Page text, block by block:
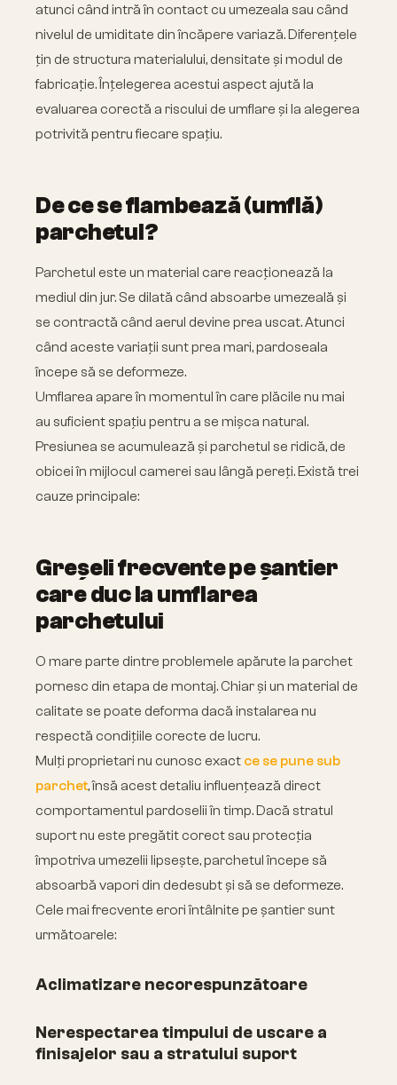
atunci când intră în contact cu umezeala sau când
nivelul de umiditate din încăpere variază. Diferențele
țin de structura materialului, densitate și modul de
fabricație. Înțelegerea acestui aspect ajută la
evaluarea corectă a riscului de umflare și la alegerea
potrivită pentru fiecare spațiu.
De ce se flambează (umflă)
parchetul?
Parchetul este un material care reacționează la
mediul din jur. Se dilată când absoarbe umezeală și
se contractă când aerul devine prea uscat. Atunci
când aceste variații sunt prea mari, pardoseala
începe să se deformeze.
Umflarea apare în momentul în care plăcile nu mai
au suficient spațiu pentru a se mișca natural.
Presiunea se acumulează și parchetul se ridică, de
obicei în mijlocul camerei sau lângă pereți. Există trei
cauze principale:
Greșeli frecvente pe șantier
care duc la umflarea
parchetului
O mare parte dintre problemele apărute la parchet
pornesc din etapa de montaj. Chiar și un material de
calitate se poate deforma dacă instalarea nu
respectă condițiile corecte de lucru.
Mulți proprietari nu cunosc exact ce se pune sub
parchet, însă acest detaliu influențează direct
comportamentul pardoselii în timp. Dacă stratul
suport nu este pregătit corect sau protecția
împotriva umezelii lipsește, parchetul începe să
absoarbă vapori din dedesubt și să se deformeze.
Cele mai frecvente erori întâlnite pe șantier sunt
următoarele:
Aclimatizare necorespunzătoare
Nerespectarea timpului de uscare a
finisajelor sau a stratului suport